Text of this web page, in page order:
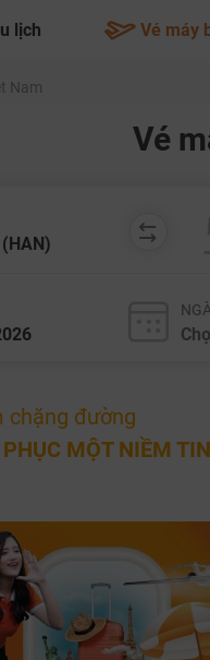
lịch Vé máy
Nam
Vé
chặng đường
MỘT NIỀM TIN